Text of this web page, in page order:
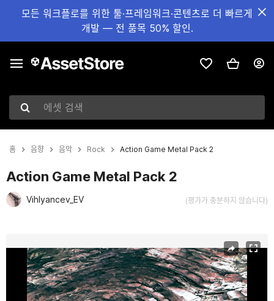
모든 워크플로를 위한 툴·프레임워크·콘텐츠로 더 빠르게
개발 — 전 품목 50% 할인.
에셋 검색
홈 음향 음악 Rock Action Game Metal Pack 2
Action Game Metal Pack 2
Vihlyancev_EV (평가가 충분하지 않습니다)